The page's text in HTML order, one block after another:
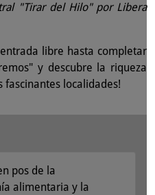
"Tirar del Hilo" por Libera
libre hasta completar
y descubre la riqueza
localidades!
pos de la
alimentaria y la